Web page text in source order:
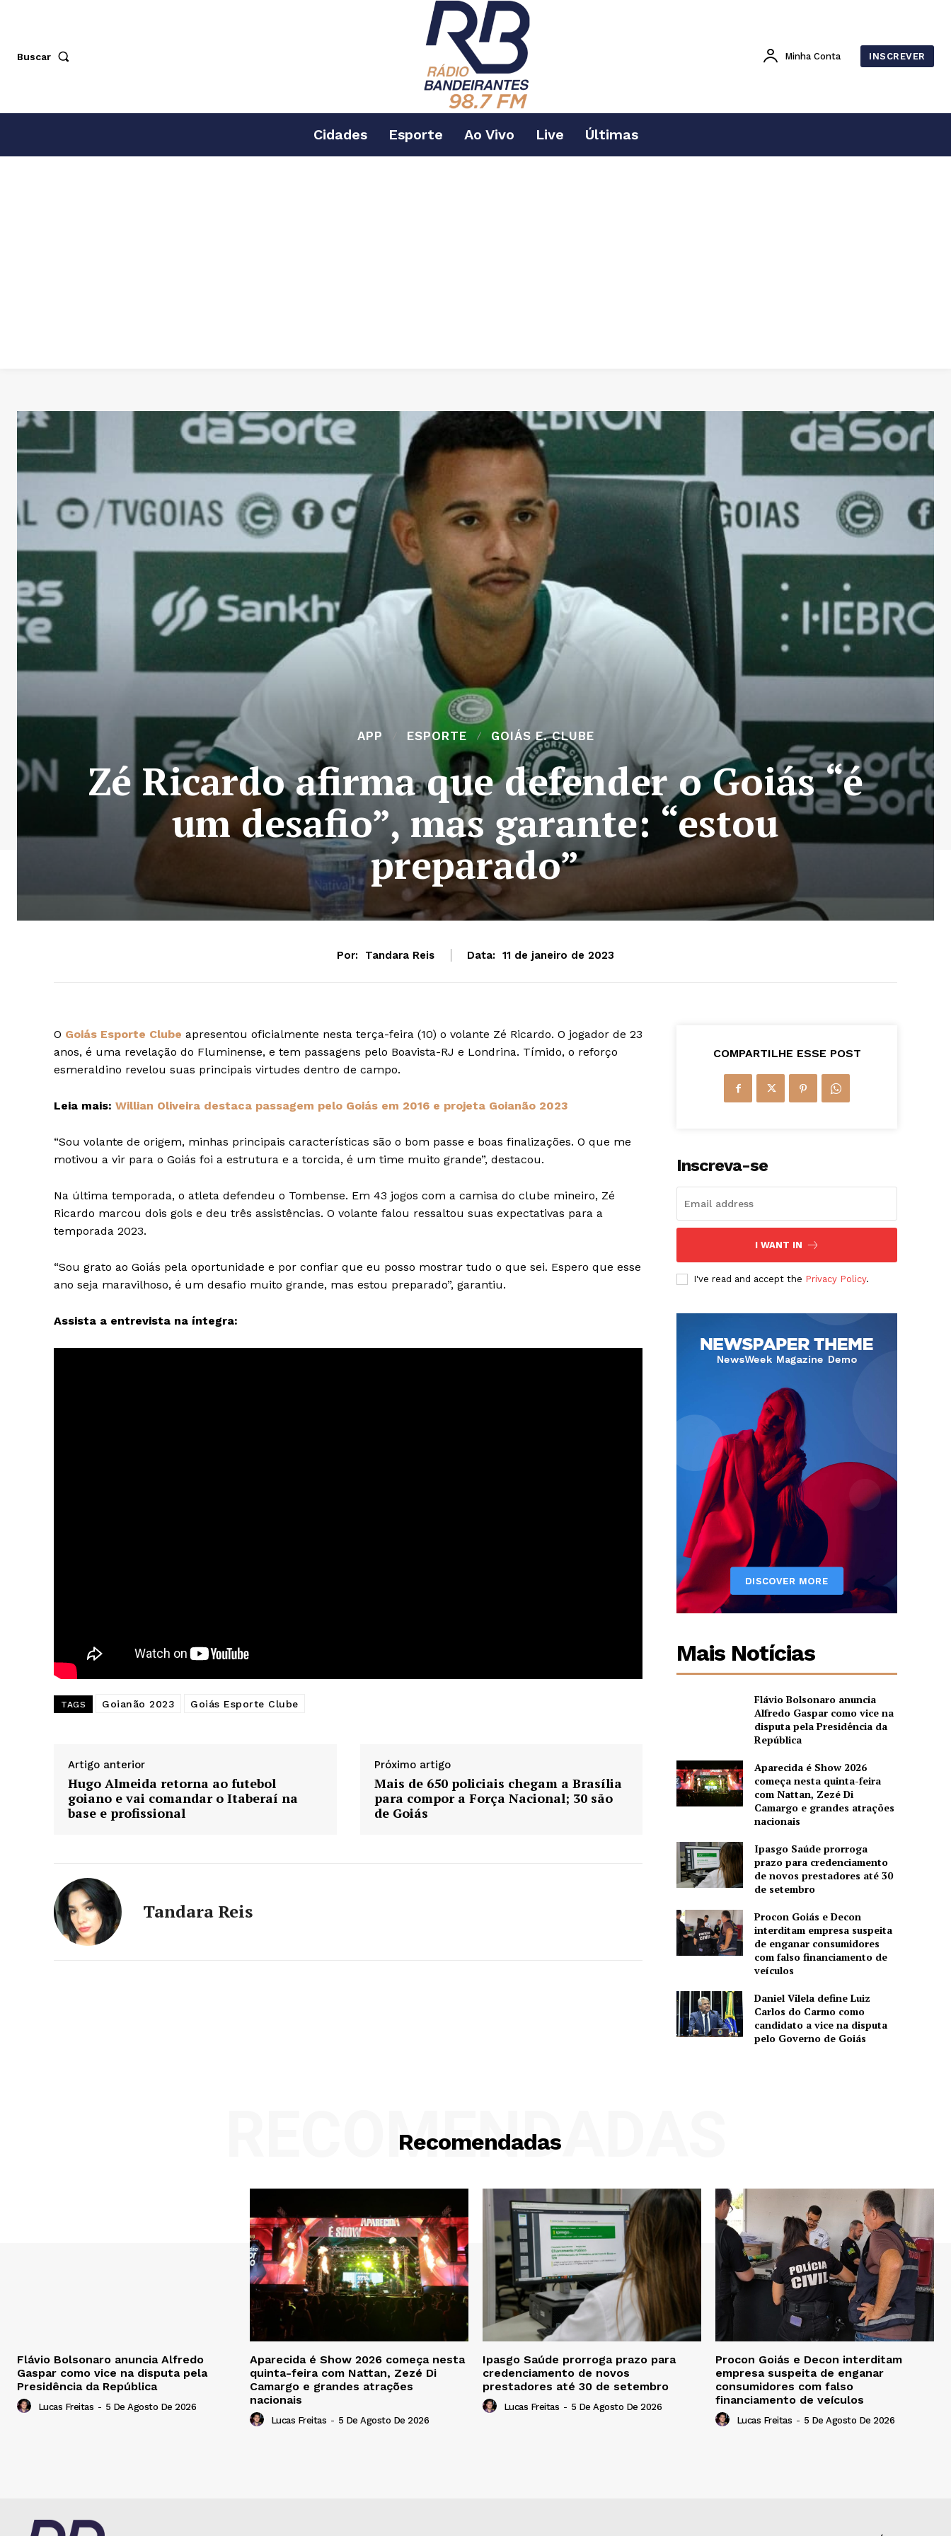
Buscar Minha Conta INSCREVER
Cidades Esporte Ao Vivo Live Últimas
APP ESPORTE GOIÁS E. CLUBE
Zé Ricardo afirma que defender o Goiás “é
um desafio”, mas garante: “estou
preparado”
Por: Tandara Reis Data: 11 de janeiro de 2023
O Goiás Esporte Clube apresentou oficialmente nesta terça-feira (10) o volante Zé Ricardo. O jogador de 23
anos, é uma revelação do Fluminense, e tem passagens pelo Boavista-RJ e Londrina. Tímido, o reforço
esmeraldino revelou suas principais virtudes dentro de campo.
Leia mais: Willian Oliveira destaca passagem pelo Goiás em 2016 e projeta Goianão 2023
“Sou volante de origem, minhas principais características são o bom passe e boas finalizações. O que me
motivou a vir para o Goiás foi a estrutura e a torcida, é um time muito grande”, destacou.
Na última temporada, o atleta defendeu o Tombense. Em 43 jogos com a camisa do clube mineiro, Zé
Ricardo marcou dois gols e deu três assistências. O volante falou ressaltou suas expectativas para a
temporada 2023.
“Sou grato ao Goiás pela oportunidade e por confiar que eu posso mostrar tudo o que sei. Espero que esse
ano seja maravilhoso, é um desafio muito grande, mas estou preparado”, garantiu.
Assista a entrevista na íntegra:
TAGS Goianão 2023 Goiás Esporte Clube
Artigo anterior
Hugo Almeida retorna ao futebol
goiano e vai comandar o Itaberaí na
base e profissional
Próximo artigo
Mais de 650 policiais chegam a Brasília
para compor a Força Nacional; 30 são
de Goiás
Tandara Reis
COMPARTILHE ESSE POST
Inscreva-se
I WANT IN
I've read and accept the Privacy Policy.
Mais Notícias
Flávio Bolsonaro anuncia
Alfredo Gaspar como vice na
disputa pela Presidência da
República
Aparecida é Show 2026
começa nesta quinta-feira
com Nattan, Zezé Di
Camargo e grandes atrações
nacionais
Ipasgo Saúde prorroga
prazo para credenciamento
de novos prestadores até 30
de setembro
Procon Goiás e Decon
interditam empresa suspeita
de enganar consumidores
com falso financiamento de
veículos
Daniel Vilela define Luiz
Carlos do Carmo como
candidato a vice na disputa
pelo Governo de Goiás
Recomendadas
RECOMENDADAS
Flávio Bolsonaro anuncia Alfredo
Gaspar como vice na disputa pela
Presidência da República
Lucas Freitas - 5 De Agosto De 2026
Aparecida é Show 2026 começa nesta
quinta-feira com Nattan, Zezé Di
Camargo e grandes atrações
nacionais
Lucas Freitas - 5 De Agosto De 2026
Ipasgo Saúde prorroga prazo para
credenciamento de novos
prestadores até 30 de setembro
Lucas Freitas - 5 De Agosto De 2026
Procon Goiás e Decon interditam
empresa suspeita de enganar
consumidores com falso
financiamento de veículos
Lucas Freitas - 5 De Agosto De 2026